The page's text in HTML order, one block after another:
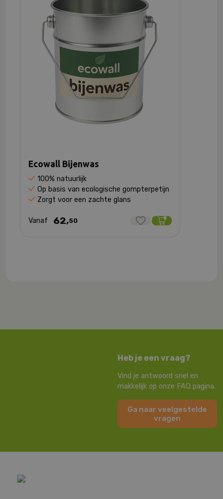
Ecowall Bijenwas
100% natuurlijk
Op basis van ecologische gompterpetijn
Zorgt voor een zachte glans
Vanaf 62,50
Heb je een vraag?
Vind je antwoord snel en
makkelijk op onze FAQ pagina.
Ga naar veelgestelde
vragen